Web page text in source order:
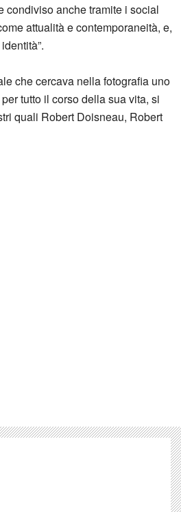
condiviso anche tramite i social
attualità e contemporaneità, e,
che cercava nella fotografia uno
tutto il corso della sua vita, si
quali Robert Doisneau, Robert